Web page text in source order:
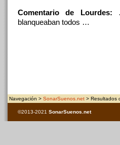
Comentario de Lourdes:
blanqueaban todos …
Navegación > SonarSuenos.net > Resultados
©2013-2021 SonarSuenos .net